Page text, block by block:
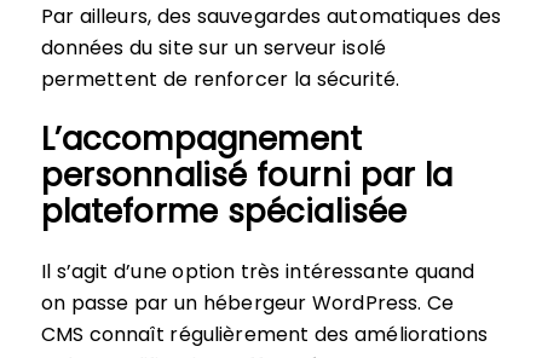
Par ailleurs, des sauvegardes automatiques des
données du site sur un serveur isolé
permettent de renforcer la sécurité.
L’accompagnement
personnalisé fourni par la
plateforme spécialisée
Il s’agit d’une option très intéressante quand
on passe par un hébergeur WordPress. Ce
CMS connaît régulièrement des améliorations